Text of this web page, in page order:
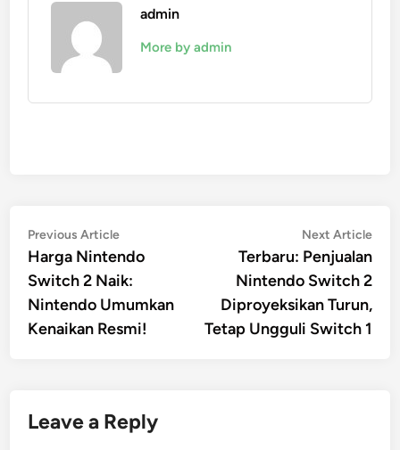
admin
More by admin
Post
navigation
Previous ArticlePrevious
article:
Harga Nintendo
Switch 2 Naik:
Nintendo Umumkan
Kenaikan Resmi!
Next Article
Terbaru: Penjualan
Nintendo Switch 2
Diproyeksikan Turun,
Tetap Ungguli Switch 1
Leave a Reply